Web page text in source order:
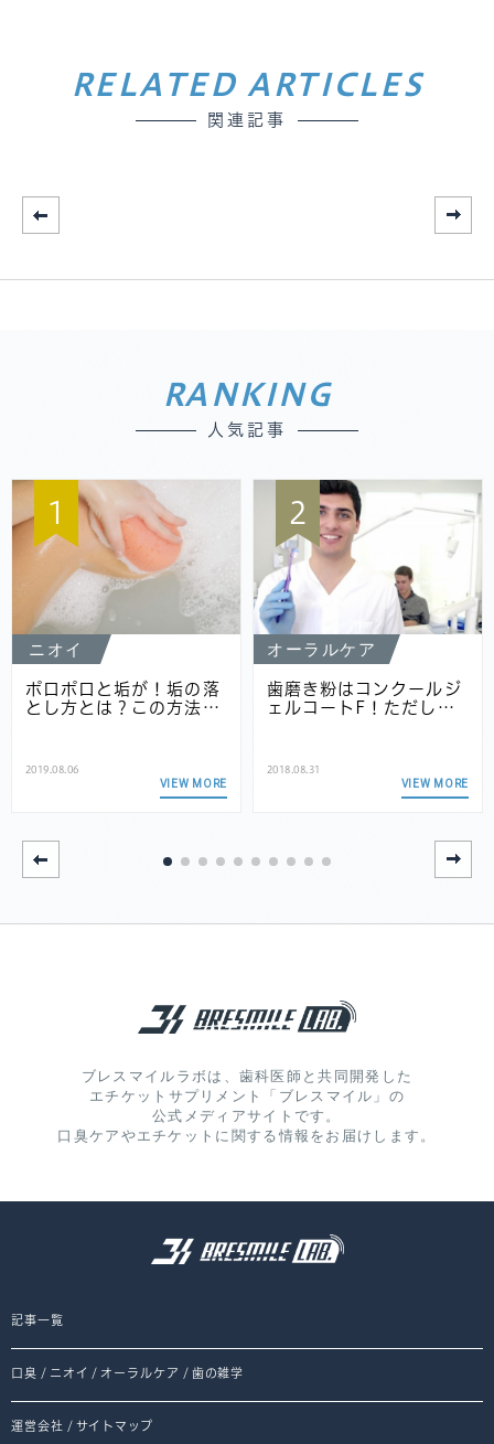
RELATED ARTICLES
関連記事
RANKING
人気記事
1
ニオイ
ポロポロと垢が！垢の落
とし方とは？この方法…
2019.08.06
VIEW MORE
2
オーラルケア
歯磨き粉はコンクールジ
ェルコートF！ただし…
2018.08.31
VIEW MORE
ブレスマイルラボは、歯科医師と共同開発した
エチケットサプリメント「ブレスマイル」の
公式メディアサイトです。
口臭ケアやエチケットに関する情報をお届けします。
記事一覧
口臭 / ニオイ / オーラルケア / 歯の雑学
運営会社 / サイトマップ